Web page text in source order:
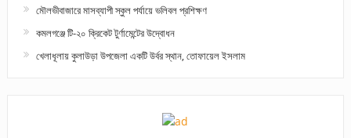
মৌলভীবাজারে মাসব্যাপী স্কুল পর্যায়ে ভলিবল প্রশিক্ষণ
কমলগঞ্জে টি-২০ ক্রিকেট টুর্ণামেন্টের উদ্বোধন
খেলাধূলায় কুলাউড়া উপজেলা একটি উর্বর স্থান, তোফায়েল ইসলাম